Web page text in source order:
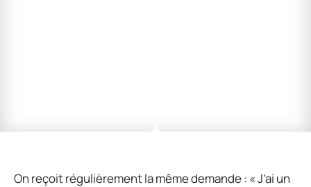
On reçoit régulièrement la même demande : « J’ai un